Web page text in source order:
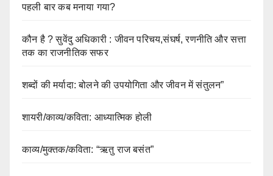
पहली बार कब मनाया गया?
कौन है ? सुवेंदु अधिकारी : जीवन परिचय,संघर्ष, रणनीति और सत्ता
तक का राजनीतिक सफर
शब्दों की मर्यादा: बोलने की उपयोगिता और जीवन में संतुलन”
शायरी/काव्य/कविता: आध्यात्मिक होली
काव्य/मुक्तक/कविता: “ऋतु राज बसंत”